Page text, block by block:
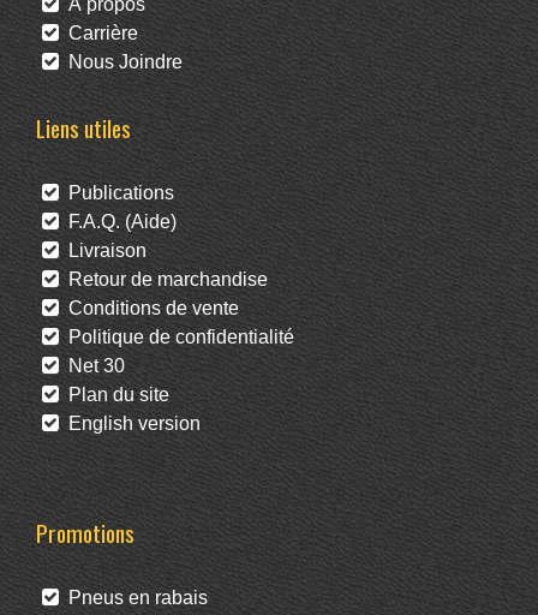
À propos
Carrière
Nous Joindre
Liens utiles
Publications
F.A.Q. (Aide)
Livraison
Retour de marchandise
Conditions de vente
Politique de confidentialité
Net 30
Plan du site
English version
Promotions
Pneus en rabais